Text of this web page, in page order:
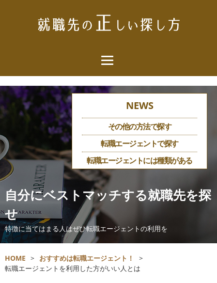
自分にベストマッチする就職先を探
せ
特徴に当てはまる人はぜひ転職エージェントの利用を
NEWS
その他の方法で探す
転職エージェントで探す
転職エージェントには種類がある
HOME > おすすめは転職エージェント！
>
転職エージェントを利用した方がいい人とは